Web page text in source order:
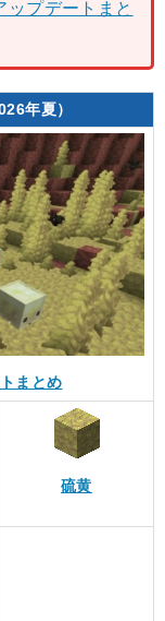
ップデートまと
年夏）
まとめ
硫黄